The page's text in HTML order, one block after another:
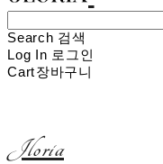
Search 검색
Log In 로그인
Cart장바구니
Jloria